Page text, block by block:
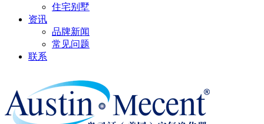
住宅别墅
资讯
品牌新闻
常见问题
联系